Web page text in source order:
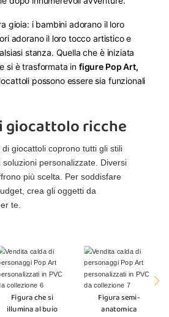
gioia: i bambini adorano il loro
adorano il loro tocco artistico e
stanza. Quella che è iniziata
si è trasformata in figure Pop Art,
possono essere sia funzionali
giocattolo ricche
giocattoli coprono tutti gli stili
personalizzate. Diversi
più scelta. Per soddisfare
crea gli oggetti da
te.
Figura che si
illumina al buio
Figura semi-
anatomica